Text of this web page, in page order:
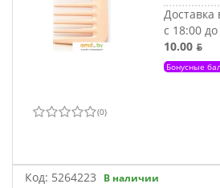
Доставка
с 18:00
10.00 ƃ
Бонусные
(0)
Код: 5264223 В наличии